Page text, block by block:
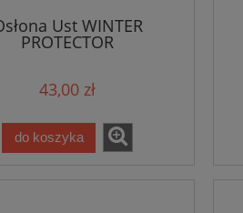
Ust WINTER
PROTECTOR
43,00 zł
do koszyka